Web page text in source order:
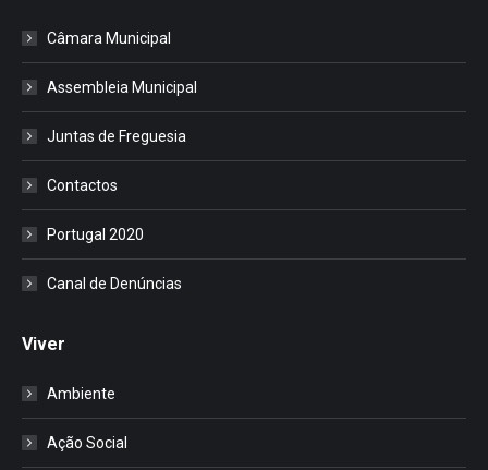
Câmara Municipal
Assembleia Municipal
Juntas de Freguesia
Contactos
Portugal 2020
Canal de Denúncias
Viver
Ambiente
Ação Social